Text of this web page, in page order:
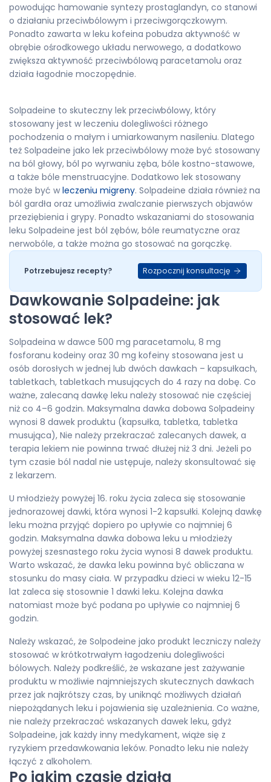
powodując hamowanie syntezy prostaglandyn, co stanowi
o działaniu przeciwbólowym i przeciwgorączkowym.
Ponadto zawarta w leku kofeina pobudza aktywność w
obrębie ośrodkowego układu nerwowego, a dodatkowo
zwiększa aktywność przeciwbólową paracetamolu oraz
działa łagodnie moczopędnie.
Solpadeine to skuteczny lek przeciwbólowy, który
stosowany jest w leczeniu dolegliwości różnego
pochodzenia o małym i umiarkowanym nasileniu. Dlatego
też Solpadeine jako lek przeciwbólowy może być stosowany
na ból głowy, ból po wyrwaniu zęba, bóle kostno-stawowe,
a także bóle menstruacyjne. Dodatkowo lek stosowany
może być w leczeniu migreny. Solpadeine działa również na
ból gardła oraz umożliwia zwalczanie pierwszych objawów
przeziębienia i grypy. Ponadto wskazaniami do stosowania
leku Solpadeine jest ból zębów, bóle reumatyczne oraz
nerwobóle, a także można go stosować na gorączkę.
Potrzebujesz recepty? Rozpocznij konsultację
Dawkowanie Solpadeine: jak
stosować lek?
Solpadeina w dawce 500 mg paracetamolu, 8 mg
fosforanu kodeiny oraz 30 mg kofeiny stosowana jest u
osób dorosłych w jednej lub dwóch dawkach – kapsułkach,
tabletkach, tabletkach musujących do 4 razy na dobę. Co
ważne, zalecaną dawkę leku należy stosować nie częściej
niż co 4–6 godzin. Maksymalna dawka dobowa Solpadeiny
wynosi 8 dawek produktu (kapsułka, tabletka, tabletka
musująca), Nie należy przekraczać zalecanych dawek, a
terapia lekiem nie powinna trwać dłużej niż 3 dni. Jeżeli po
tym czasie ból nadal nie ustępuje, należy skonsultować się
z lekarzem.
U młodzieży powyżej 16. roku życia zaleca się stosowanie
jednorazowej dawki, która wynosi 1-2 kapsułki. Kolejną dawkę
leku można przyjąć dopiero po upływie co najmniej 6
godzin. Maksymalna dawka dobowa leku u młodzieży
powyżej szesnastego roku życia wynosi 8 dawek produktu.
Warto wskazać, że dawka leku powinna być obliczana w
stosunku do masy ciała. W przypadku dzieci w wieku 12-15
lat zaleca się stosownie 1 dawki leku. Kolejna dawka
natomiast może być podana po upływie co najmniej 6
godzin.
Należy wskazać, że Solpodeine jako produkt leczniczy należy
stosować w krótkotrwałym łagodzeniu dolegliwości
bólowych. Należy podkreślić, że wskazane jest zażywanie
produktu w możliwie najmniejszych skutecznych dawkach
przez jak najkrótszy czas, by uniknąć możliwych działań
niepożądanych leku i pojawienia się uzależnienia. Co ważne,
nie należy przekraczać wskazanych dawek leku, gdyż
Solpadeine, jak każdy inny medykament, wiąże się z
ryzykiem przedawkowania leków. Ponadto leku nie należy
łączyć z alkoholem.
Po jakim czasie działa